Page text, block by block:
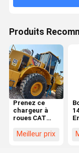
Produits
Prenez ce
chargeur à
roues CAT
d'occasion en
Meilleur prix